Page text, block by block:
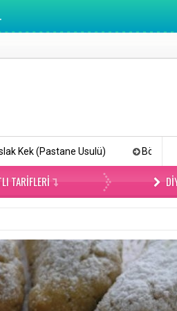
Böyle Tiramisu Yemediniz
TARIFLERI